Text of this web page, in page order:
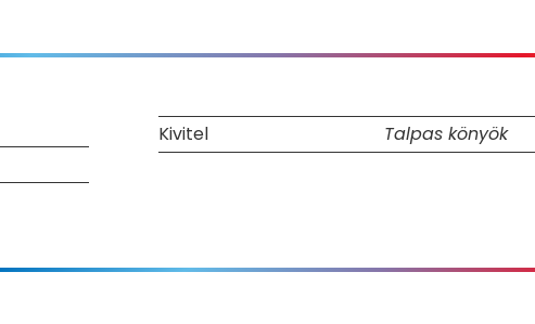
Kivitel Talpas könyök